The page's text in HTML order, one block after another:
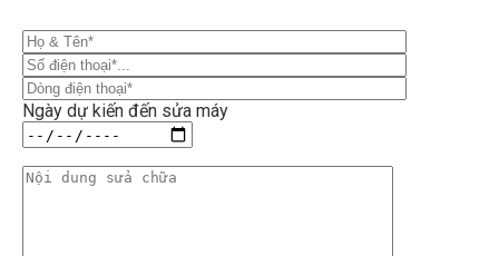
Ngày dự kiến đến sửa máy